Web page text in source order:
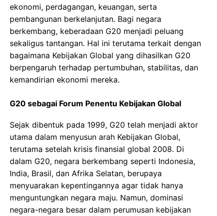
ekonomi, perdagangan, keuangan, serta
pembangunan berkelanjutan. Bagi negara
berkembang, keberadaan G20 menjadi peluang
sekaligus tantangan. Hal ini terutama terkait dengan
bagaimana Kebijakan Global yang dihasilkan G20
berpengaruh terhadap pertumbuhan, stabilitas, dan
kemandirian ekonomi mereka.
G20 sebagai Forum Penentu Kebijakan Global
Sejak dibentuk pada 1999, G20 telah menjadi aktor
utama dalam menyusun arah Kebijakan Global,
terutama setelah krisis finansial global 2008. Di
dalam G20, negara berkembang seperti Indonesia,
India, Brasil, dan Afrika Selatan, berupaya
menyuarakan kepentingannya agar tidak hanya
menguntungkan negara maju. Namun, dominasi
negara-negara besar dalam perumusan kebijakan